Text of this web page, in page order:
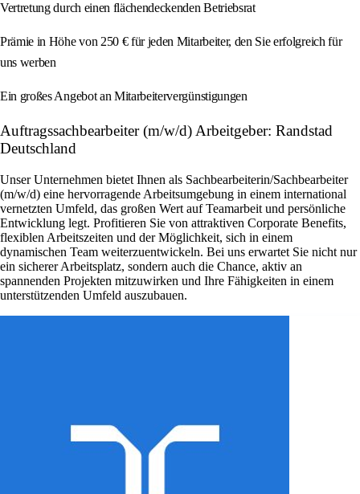
Vertretung durch einen flächendeckenden Betriebsrat
Prämie in Höhe von 250 € für jeden Mitarbeiter, den Sie erfolgreich für
uns werben
Ein großes Angebot an Mitarbeitervergünstigungen
Auftragssachbearbeiter (m/w/d) Arbeitgeber: Randstad
Deutschland
Unser Unternehmen bietet Ihnen als Sachbearbeiterin/Sachbearbeiter
(m/w/d) eine hervorragende Arbeitsumgebung in einem international
vernetzten Umfeld, das großen Wert auf Teamarbeit und persönliche
Entwicklung legt. Profitieren Sie von attraktiven Corporate Benefits,
flexiblen Arbeitszeiten und der Möglichkeit, sich in einem
dynamischen Team weiterzuentwickeln. Bei uns erwartet Sie nicht nur
ein sicherer Arbeitsplatz, sondern auch die Chance, aktiv an
spannenden Projekten mitzuwirken und Ihre Fähigkeiten in einem
unterstützenden Umfeld auszubauen.